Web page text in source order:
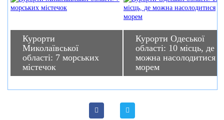
Курорти
Миколаївської
області: 7 морських
містечок
Курорти Одеської
області: 10 місць, де
можна насолодитися
морем